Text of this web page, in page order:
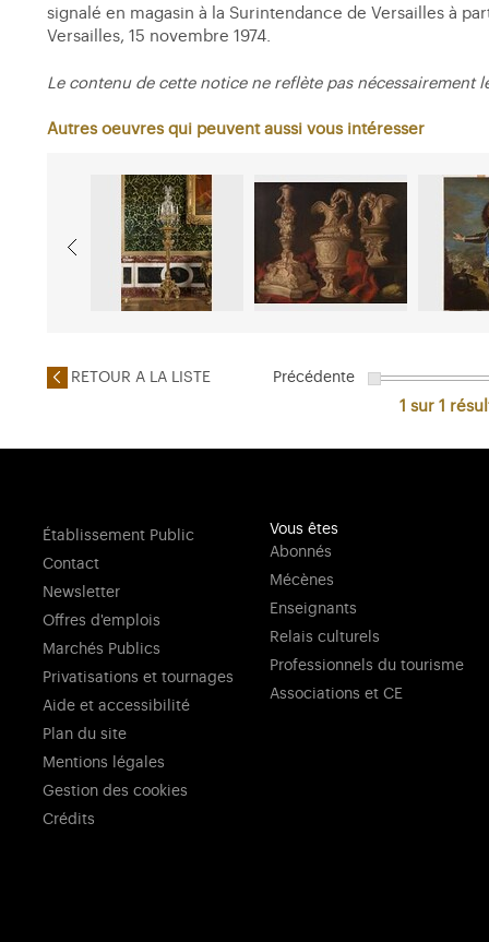
signalé en magasin à la Surintendance de Versailles à
Versailles, 15 novembre 1974.
Le contenu de cette notice ne reflète pas nécessairement
Autres oeuvres qui peuvent aussi vous intéresser
RETOUR A LA LISTE Précédente
1 sur 1
Établissement Public
Contact
Newsletter
Offres d'emplois
Marchés Publics
Privatisations et tournages
Aide et accessibilité
Plan du site
Mentions légales
Gestion des cookies
Crédits
Vous êtes
Abonnés
Mécènes
Enseignants
Relais culturels
Professionnels du tourisme
Associations et CE